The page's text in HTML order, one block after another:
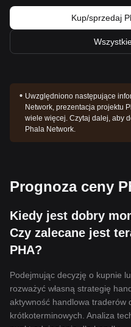
Kup/sprzedaj
Uwzględniono następujące
Network, prezentacja projektu
wiele więcej. Czytaj dalej, aby
Phala Network.
Prognoza ceny
Kiedy jest dobry
Czy zalecane jest
PHA?
Podejmując decyzję o kupnie
rozważyć własną strategię
aktywność handlowa traderów
krótkoterminowych. Analiza